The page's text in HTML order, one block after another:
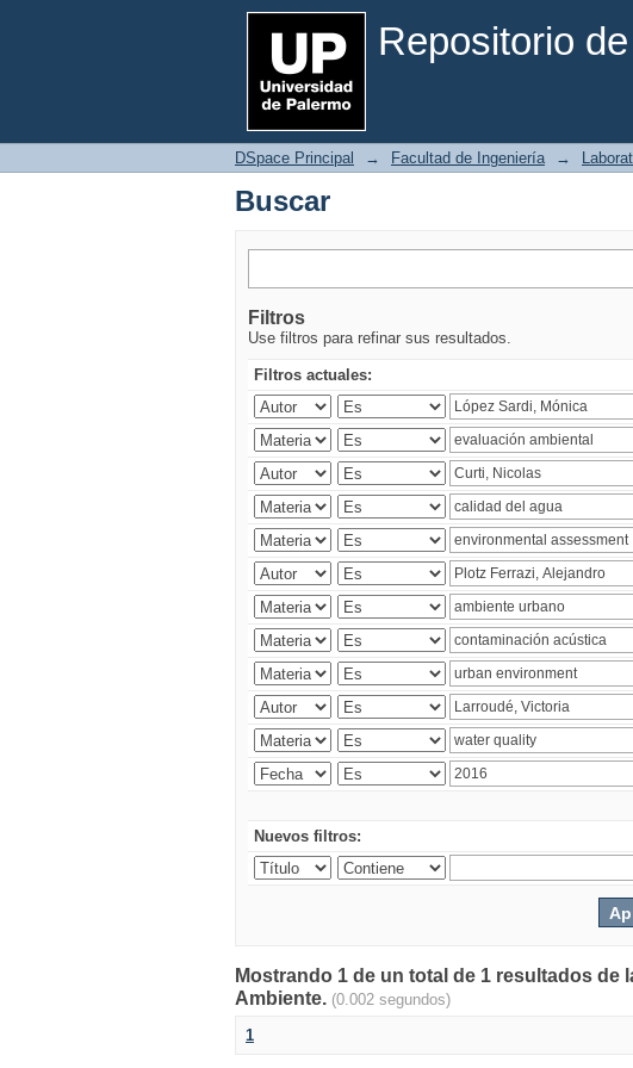
Repositorio
Buscar
DSpace Principal → Facultad de Ingeniería →
Buscar
Filtros
Use filtros para refinar sus resultados.
Filtros actuales:
Nuevos filtros:
Mostrando 1 de un total de 1 resultados
Ambiente. (0.002 segundos)
1